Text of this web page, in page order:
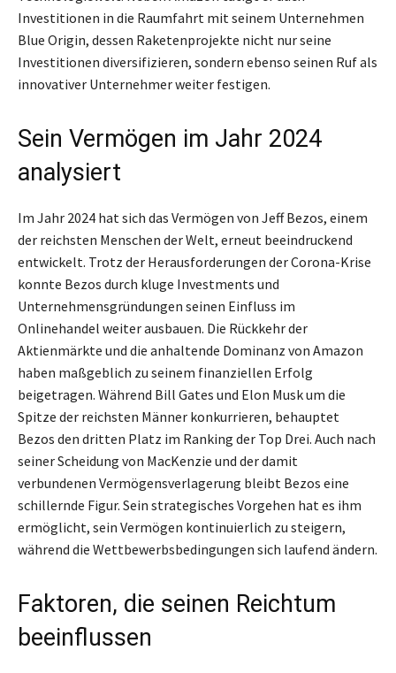
Investitionen in die Raumfahrt mit seinem Unternehmen
Blue Origin, dessen Raketenprojekte nicht nur seine
Investitionen diversifizieren, sondern ebenso seinen Ruf als
innovativer Unternehmer weiter festigen.
Sein Vermögen im Jahr 2024
analysiert
Im Jahr 2024 hat sich das Vermögen von Jeff Bezos, einem
der reichsten Menschen der Welt, erneut beeindruckend
entwickelt. Trotz der Herausforderungen der Corona-Krise
konnte Bezos durch kluge Investments und
Unternehmensgründungen seinen Einfluss im
Onlinehandel weiter ausbauen. Die Rückkehr der
Aktienmärkte und die anhaltende Dominanz von Amazon
haben maßgeblich zu seinem finanziellen Erfolg
beigetragen. Während Bill Gates und Elon Musk um die
Spitze der reichsten Männer konkurrieren, behauptet
Bezos den dritten Platz im Ranking der Top Drei. Auch nach
seiner Scheidung von MacKenzie und der damit
verbundenen Vermögensverlagerung bleibt Bezos eine
schillernde Figur. Sein strategisches Vorgehen hat es ihm
ermöglicht, sein Vermögen kontinuierlich zu steigern,
während die Wettbewerbsbedingungen sich laufend ändern.
Faktoren, die seinen Reichtum
beeinflussen